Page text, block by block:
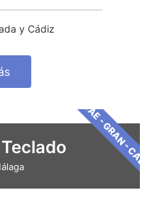
y Cádiz
JAE - GRAN -